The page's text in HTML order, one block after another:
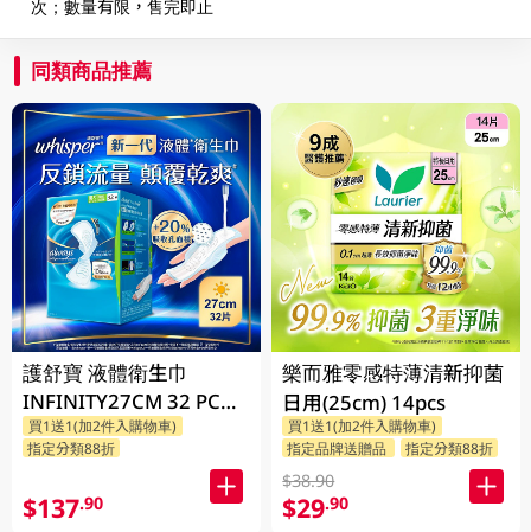
次；數量有限，售完即止
同類商品推薦
護舒寶 液體衛生巾
INFINITY27CM 32 PC
(包裝隨機發放)
買1送1(加2件入購物車)
指定分類88折
$137.90
樂而雅零感特薄清新抑菌
日用(25cm) 14pcs
買1送1(加2件入購物車)
指定品牌送贈品
指定分類88折
$38.90
$29.90